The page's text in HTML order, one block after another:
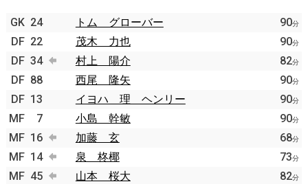
GK 24 トム グローバー 90分
DF 22 茂木 力也 90分
DF 34 村上 陽介 82分
DF 88 西尾 隆矢 90分
DF 13 イヨハ 理 ヘンリー 90分
MF 7 小島 幹敏 90分
MF 16 加藤 玄 68分
MF 14 泉 柊椰 73分
MF 45 山本 桜大 82分